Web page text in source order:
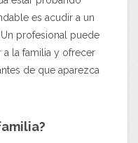
es acudir a un
profesional puede
a la familia y ofrecer
de que aparezca